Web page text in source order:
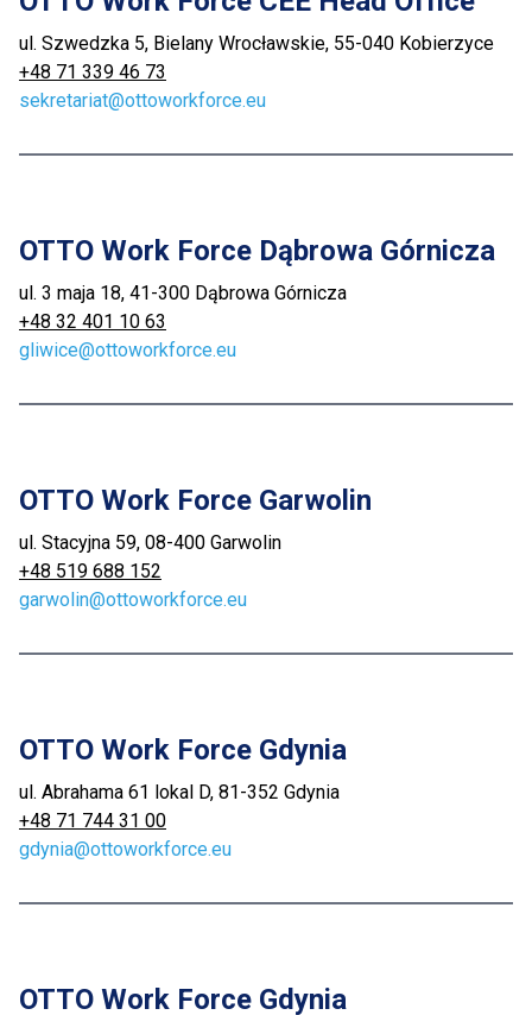
ul. Szwedzka 5, Bielany Wrocławskie, 55-040 Kobierzyce
+48 71 339 46 73
sekretariat@ottoworkforce.eu
OTTO Work Force Dąbrowa Górnicza
ul. 3 maja 18, 41-300 Dąbrowa Górnicza
+48 32 401 10 63
gliwice@ottoworkforce.eu
OTTO Work Force Garwolin
ul. Stacyjna 59, 08-400 Garwolin
+48 519 688 152
garwolin@ottoworkforce.eu
OTTO Work Force Gdynia
ul. Abrahama 61 lokal D, 81-352 Gdynia
+48 71 744 31 00
gdynia@ottoworkforce.eu
OTTO Work Force Gdynia